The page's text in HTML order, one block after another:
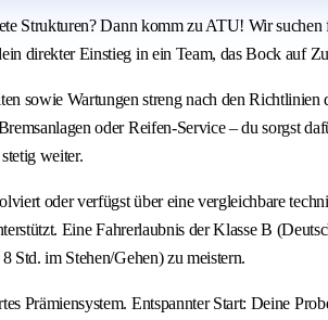
Strukturen? Dann komm zu ATU! Wir
direkter Einstieg in ein Team, das Bock auf
sowie Wartungen streng nach den
oder Reifen-Service – du sorgst
weiter.
oder verfügst über eine vergleichbare
Eine Fahrerlaubnis der Klasse B
Std. im Stehen/Gehen) zu meistern.
Prämiensystem. Entspannter Start: Deine